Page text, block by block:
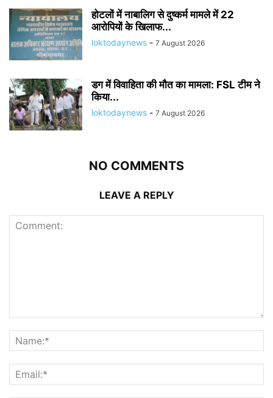
होटलों में नाबालिग से दुष्कर्म मामले में 22
आरोपियों के खिलाफ...
loktodaynews - 7 August 2026
डग में विवाहिता की मौत का मामला: FSL टीम ने
किया...
loktodaynews - 7 August 2026
NO COMMENTS
LEAVE A REPLY